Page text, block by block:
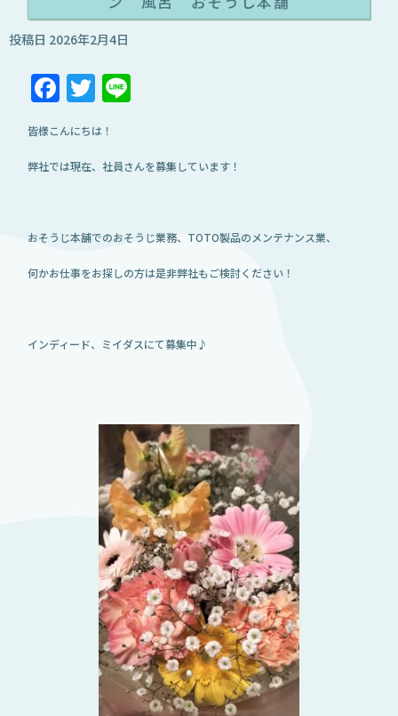
投稿日 2026年2月4日
Facebook
Twitter
皆様こんにちは！
弊社では現在、社員さんを募集しています！
おそうじ本舗でのおそうじ業務、TOTO製品のメンテナンス業、
何かお仕事をお探しの方は是非弊社もご検討ください！
インディード、ミイダスにて募集中♪